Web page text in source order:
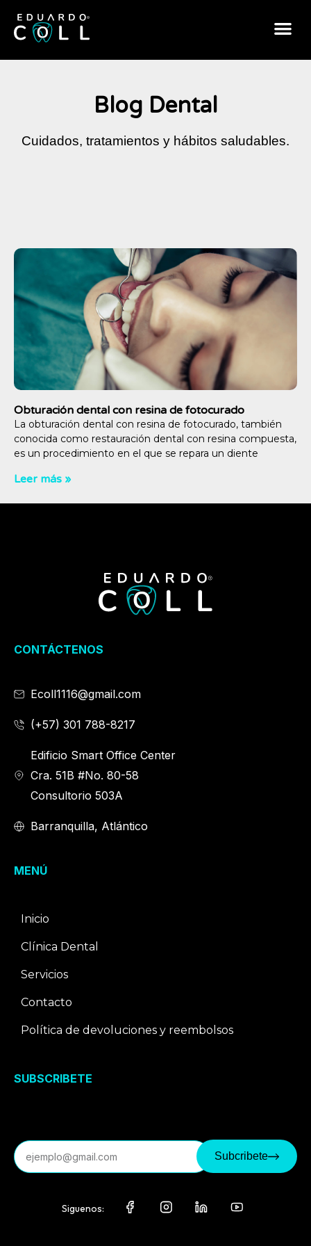
Blog Dental
Cuidados, tratamientos y hábitos saludables.
Obturación dental con resina de fotocurado
La obturación dental con resina de fotocurado, también
conocida como restauración dental con resina compuesta,
es un procedimiento en el que se repara un diente
Leer más »
CONTÁCTENOS
Ecoll1116@gmail.com
(+57) 301 788-8217
Edificio Smart Office Center
Cra. 51B #No. 80-58
Consultorio 503A
Barranquilla, Atlántico
MENÚ
Inicio
Clínica Dental
Servicios
Contacto
Política de devoluciones y reembolsos
SUBSCRIBETE
Subcribete
Siguenos: